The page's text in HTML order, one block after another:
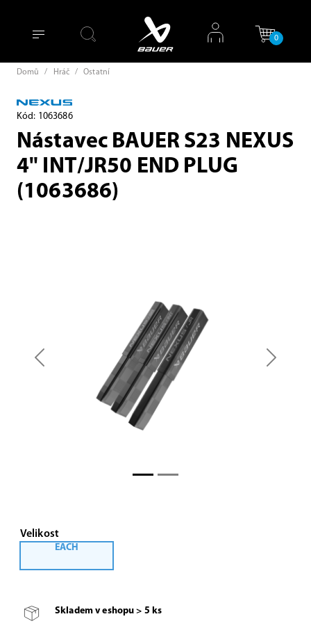
0
Domů / Hráč / Ostatní
Kód: 1063686
Nástavec BAUER S23 NEXUS
4" INT/JR50 END PLUG
(1063686)
Previous Next
Velikost
EACH
Skladem v eshopu > 5 ks